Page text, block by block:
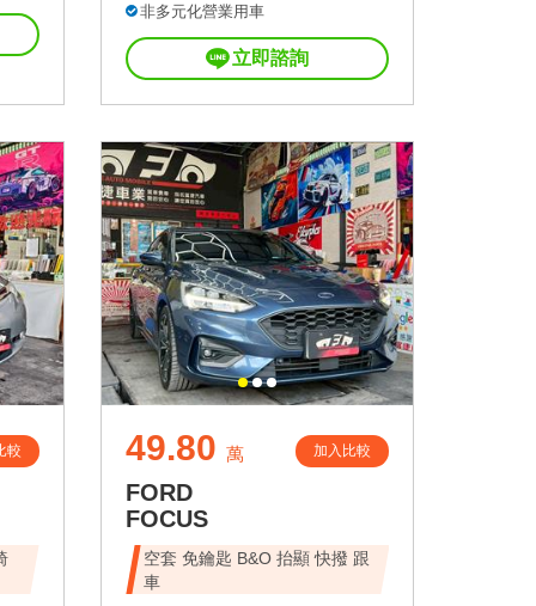
非多元化營業用車
立即諮詢
較 49.80 萬 加入比較
FORD
FOCUS
空套 免鑰匙 B&O 抬顯 快撥 跟
車